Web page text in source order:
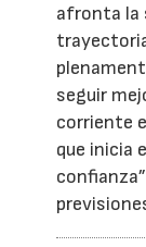
afronta la
seguir
corriente
que inicia